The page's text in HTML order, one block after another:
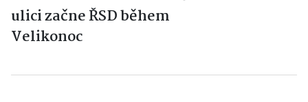
ulici začne ŘSD během
Velikonoc